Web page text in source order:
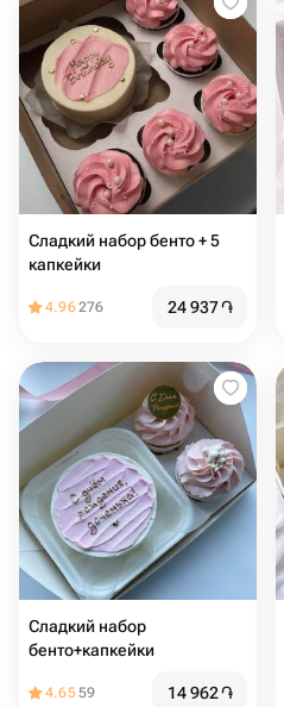
Сладкий набор бенто + 5
капкейки
4.96276 24 937֏
Сладкий набор
бенто+капкейки
4.6559 14 962֏